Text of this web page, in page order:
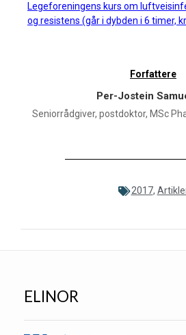
Legeforeningens kurs om
og resistens (går i dybden i 6 timer,
Forfattere
Per-Jostein
Seniorrådgiver, postdoktor, MSc
2017,
ELINOR